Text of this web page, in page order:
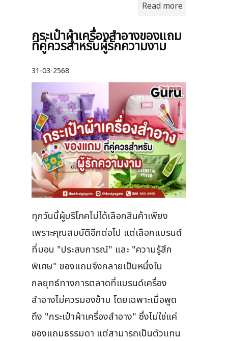
Read more
กระเป๋าผ้าเครื่องสําอางของแถม
ที่คู่ควรสำหรับผู้รักความงาม
31-03-2568
ทุกวันนี้ผู้บริโภคไม่ได้เลือกสินค้าเพียง
เพราะคุณสมบัติอีกต่อไป แต่เลือกแบรนด์
ที่มอบ "ประสบการณ์" และ "ความรู้สึก
พิเศษ" ของแถมจึงกลายเป็นหนึ่งใน
กลยุทธ์ทางการตลาดที่แบรนด์เครื่อง
สำอางไม่ควรมองข้าม โดยเฉพาะเมื่อพูด
ถึง "กระเป๋าผ้าเครื่องสำอาง" ซึ่งไม่ใช่แค่
ของแถมธรรมดา แต่สามารถเป็นตัวแทน